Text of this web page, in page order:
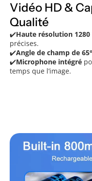
Vidéo HD &
Qualité
✔️Haute résolution 1280
précises.
✔️Angle de champ de 65°
✔️Microphone intégré
temps que l’image.